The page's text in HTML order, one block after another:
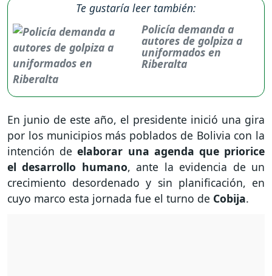
Te gustaría leer también:
Policía demanda a
autores de golpiza a
uniformados en
Riberalta
En junio de este año, el presidente inició una gira
por los municipios más poblados de Bolivia con la
intención de elaborar una agenda que priorice
el desarrollo humano, ante la evidencia de un
crecimiento desordenado y sin planificación, en
cuyo marco esta jornada fue el turno de Cobija.